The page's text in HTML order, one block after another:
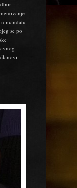
mandatu
se po